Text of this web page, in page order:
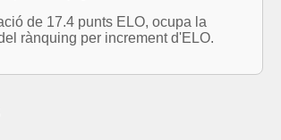
de 17.4 punts ELO, ocupa la
rànquing per increment d'ELO.